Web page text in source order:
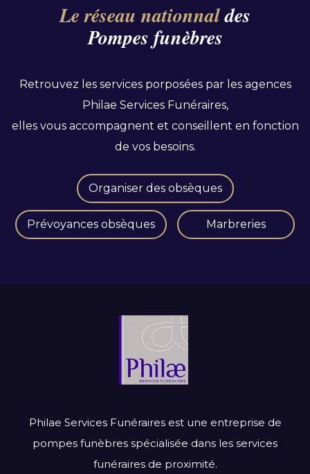
Le réseau nationnaldes
Pompes funèbres
Retrouvez les services porposées par les agences
Philae Services Funéraires,
elles vous accompagnent et conseillent en fonction
de vos besoins.
Organiser des obsèques
Prévoyances obsèques Marbreries
Philae Services Funéraires est une entreprise de
pompes funèbres spécialisée dans les services
funéraires de proximité.